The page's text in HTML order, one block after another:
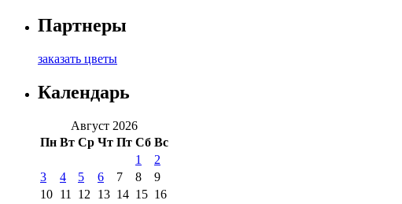
Партнеры
заказать цветы
Календарь
Август 2026
Пн Вт Ср Чт Пт Сб Вс
1
2
3
4 5 6 7 8
9
10 11 12 13 14 15 16